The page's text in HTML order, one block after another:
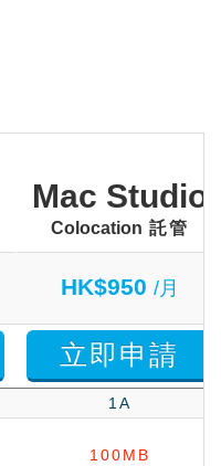
Mac Studio
Colocation 託管
HK$950 /月
立即申請
1A
100MB